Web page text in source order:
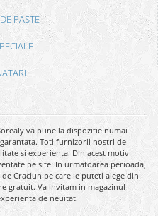
PASTE
va pune la dispozitie numai
Toti furnizorii nostri de
si experienta. Din acest motiv
pe site. In urmatoarea perioada,
Craciun pe care le puteti alege din
gratuit. Va invitam in magazinul
de neuitat!